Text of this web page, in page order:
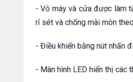
- Vỏ máy và cửa được làm
rỉ sét và chống mài mòn
- Điều khiển bằng nút nhấn
- Màn hình LED hiển thị các